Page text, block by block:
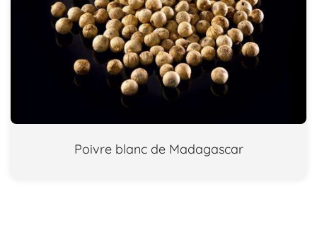
Poivre blanc de Madagascar